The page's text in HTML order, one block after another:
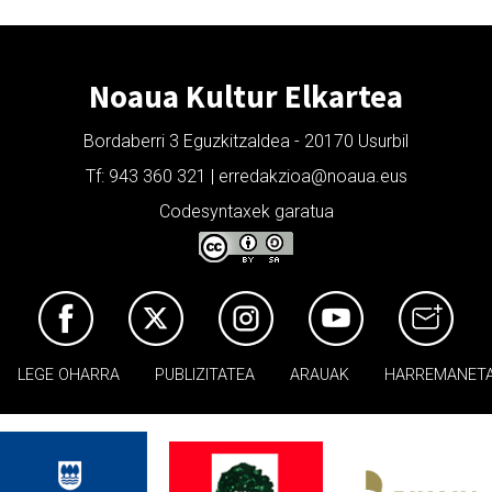
Noaua Kultur Elkartea
Bordaberri 3 Eguzkitzaldea - 20170 Usurbil
Tf: 943 360 321 | erredakzioa@noaua.eus
Codesyntaxek garatua
LEGE OHARRA PUBLIZITATEA ARAUAK